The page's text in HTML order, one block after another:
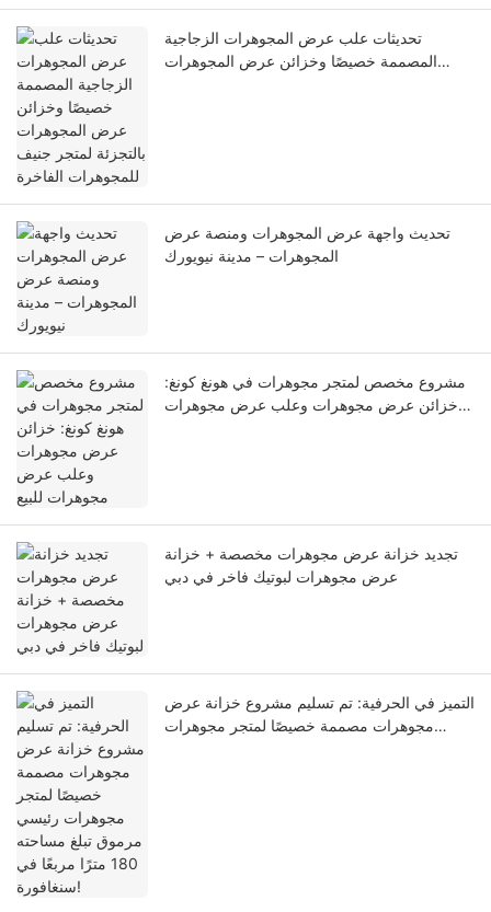
تحديثات علب عرض المجوهرات الزجاجية
المصممة خصيصًا وخزائن عرض المجوهرات
تحديث واجهة عرض المجوهرات ومنصة عرض
المجوهرات – مدينة نيويورك
مشروع مخصص لمتجر مجوهرات في هونغ كونغ:
خزائن عرض مجوهرات وعلب عرض مجوهرات
تجديد خزانة عرض مجوهرات مخصصة + خزانة
عرض مجوهرات لبوتيك فاخر في دبي
التميز في الحرفية: تم تسليم مشروع خزانة عرض
مجوهرات مصممة خصيصًا لمتجر مجوهرات